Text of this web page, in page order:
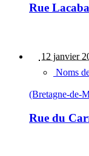
Rue
12 janvier
Noms
(Bretagne-de-
Rue du